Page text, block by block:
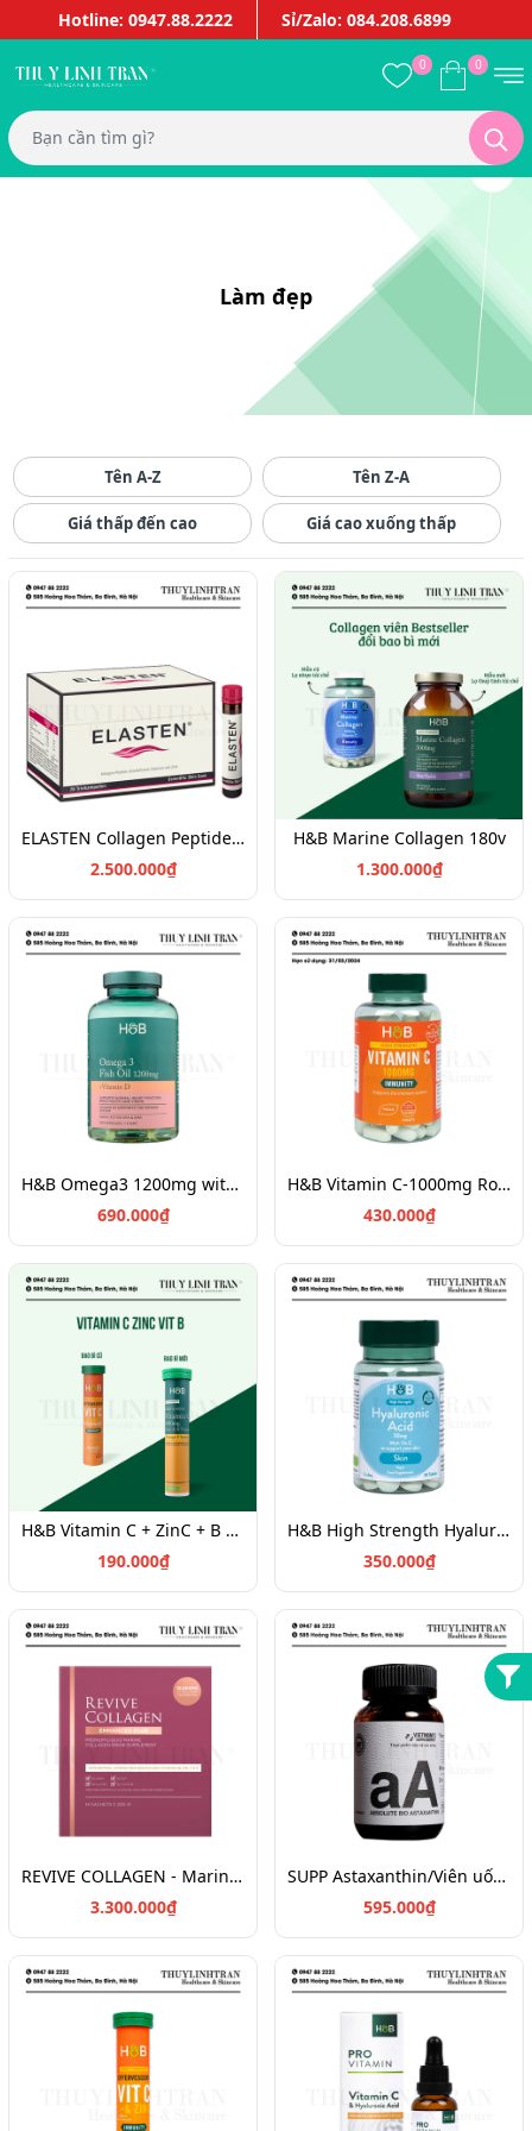
Hotline: 0947.88.2222 Sỉ/Zalo: 084.208.6899
0 0
Làm đẹp
Tên A-Z Tên Z-A
Giá thấp đến cao Giá cao xuống thấp
ELASTEN Collagen Peptide 28 bottles
2.500.000₫
H&B Marine Collagen 180v
1.300.000₫
H&B Omega3 1200mg with Vitamin D3 120v
690.000₫
H&B Vitamin C-1000mg Rose Hips 120v
430.000₫
H&B Vitamin C + ZinC + B Vitamin 20v/ Vitamin C sủi tổng hợp
190.000₫
H&B High Strength Hyaluronic Acid 50mg - 30 viên
350.000₫
REVIVE COLLAGEN - Marine Collagen Drink Plus 10.000mg
3.300.000₫
SUPP Astaxanthin/Viên uống chống oxy hóa
595.000₫